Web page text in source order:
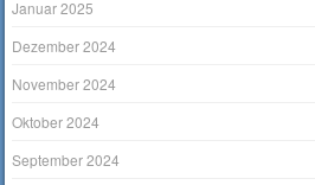
Januar 2025
Dezember 2024
November 2024
Oktober 2024
September 2024